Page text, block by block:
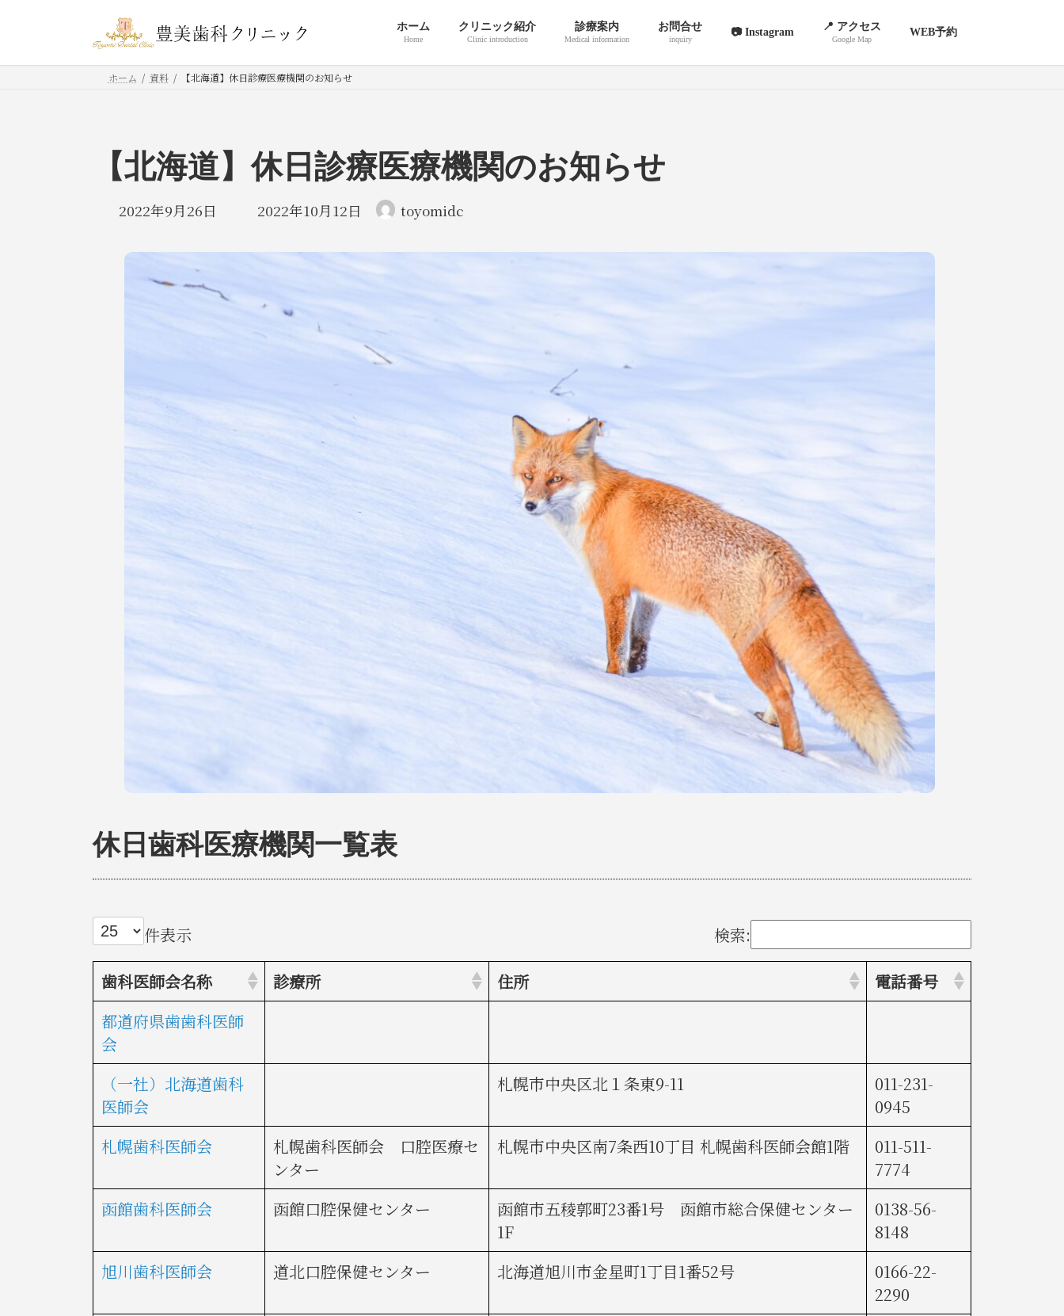
ホーム
Home
クリニック紹介
Clinic introduction
診療案内
Medical information
お問合せ
inquiry
📷 Instagram 📍 アクセス
Google Map
WEB予約
ホーム 資料 【北海道】休日診療医療機関のお知らせ
【北海道】休日診療医療機関のお知らせ
2022年9月26日
最
時
2022年10月12日 toyomidc
休日歯科医療機関一覧表
件表示 検索:
歯科医師会名称 診療所 住所
電話番号
都道府県歯歯科医師
会
（一社）北海道歯科
医師会
札幌市中央区北１条東9-11
011-231-
0945
札幌歯科医師会
札幌歯科医師会 口腔医療セ
ンター
札幌市中央区南7条西10丁目 札幌歯科医師会館1階
011-511-
7774
函館歯科医師会
函館口腔保健センター
函館市五稜郭町23番1号 函館市総合保健センター
1F
0138-56-
8148
旭川歯科医師会
道北口腔保健センター 北海道旭川市金星町1丁目1番52号
0166-22-
2290